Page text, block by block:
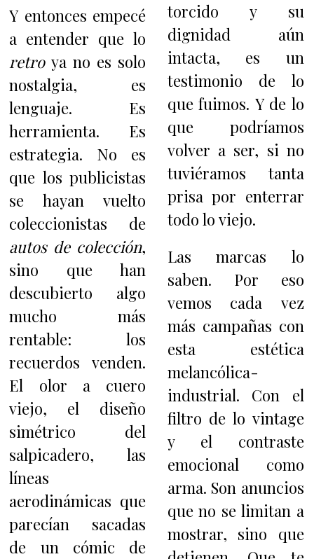
Y entonces empecé
a entender que lo
retroya no es solo
nostalgia, es
lenguaje. Es
herramienta. Es
estrategia. No es
que los publicistas
se hayan vuelto
coleccionistas de
autos de colección,
sino que han
descubierto algo
mucho más
rentable: los
recuerdos venden.
El olor a cuero
viejo, el diseño
simétrico del
salpicadero, las
líneas
aerodinámicas que
parecían sacadas
de un cómic de
torcido y su
dignidad aún
intacta, es un
testimonio de lo
que fuimos. Y de lo
que podríamos
volver a ser, si no
tuviéramos tanta
prisa por enterrar
todo lo viejo.
Las marcas lo
saben. Por eso
vemos cada vez
más campañas con
esta estética
melancólica-
industrial. Con el
filtro de lo vintage
y el contraste
emocional como
arma. Son anuncios
que no se limitan a
mostrar, sino que